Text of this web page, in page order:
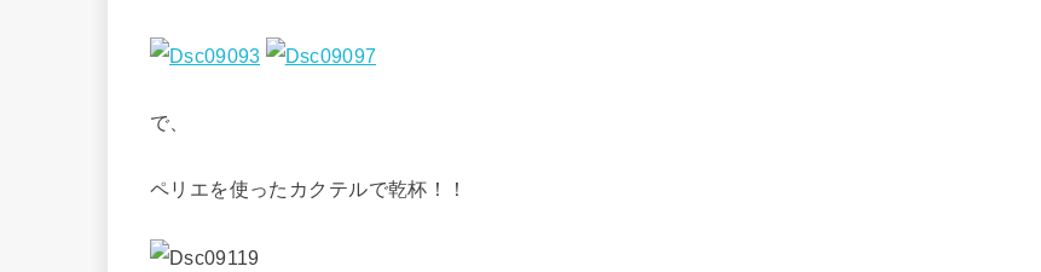
で、
ペリエを使ったカクテルで乾杯！！